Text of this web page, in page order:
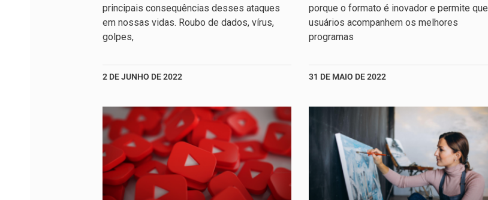
principais consequências desses ataques
em nossas vidas. Roubo de dados, vírus,
golpes,
2 DE JUNHO DE 2022
porque o formato é inovador e permite que
usuários acompanhem os melhores
programas
31 DE MAIO DE 2022